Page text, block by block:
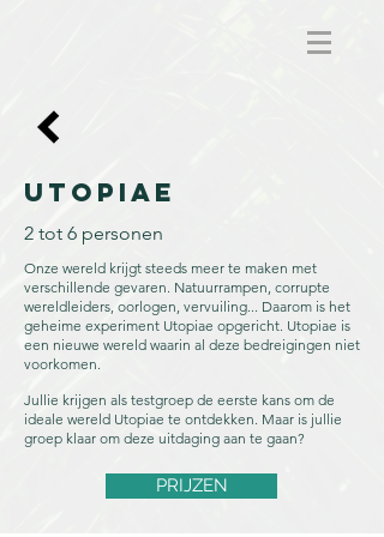
Utopiae
2 tot 6 personen
Onze wereld krijgt steeds meer te maken met
verschillende gevaren. Natuurrampen, corrupte
wereldleiders, oorlogen, vervuiling... Daarom is het
geheime experiment Utopiae opgericht. Utopiae is
een nieuwe wereld waarin al deze bedreigingen niet
voorkomen.
Jullie krijgen als testgroep de eerste kans om de
ideale wereld Utopiae te ontdekken. Maar is jullie
groep klaar om deze uitdaging aan te gaan?
PRIJZEN